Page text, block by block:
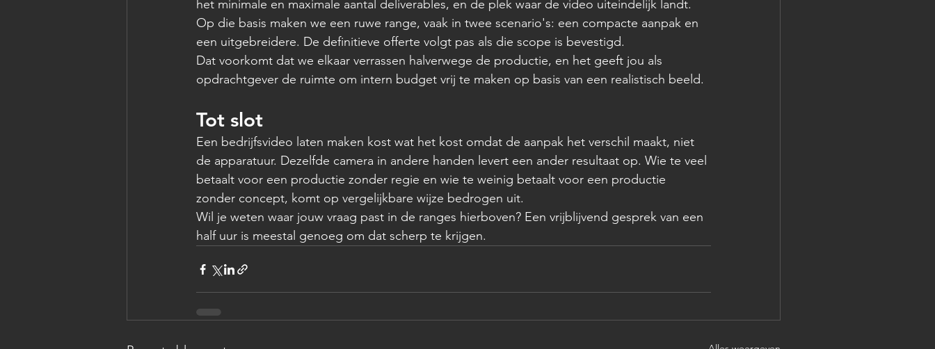
het minimale en maximale aantal deliverables, en de plek waar de video uiteindelijk landt.
Op die basis maken we een ruwe range, vaak in twee scenario's: een compacte aanpak en
een uitgebreidere. De definitieve offerte volgt pas als die scope is bevestigd.
Dat voorkomt dat we elkaar verrassen halverwege de productie, en het geeft jou als
opdrachtgever de ruimte om intern budget vrij te maken op basis van een realistisch beeld.
Tot slot
Een bedrijfsvideo laten maken kost wat het kost omdat de aanpak het verschil maakt, niet
de apparatuur. Dezelfde camera in andere handen levert een ander resultaat op. Wie te veel
betaalt voor een productie zonder regie en wie te weinig betaalt voor een productie
zonder concept, komt op vergelijkbare wijze bedrogen uit.
Wil je weten waar jouw vraag past in de ranges hierboven? Een vrijblijvend gesprek van een
half uur is meestal genoeg om dat scherp te krijgen.